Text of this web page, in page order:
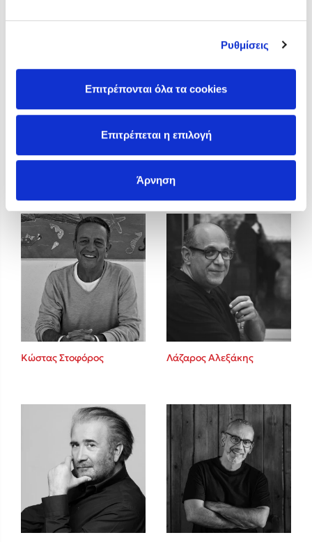
Ρυθμίσεις
Επιτρέπονται όλα τα cookies
Επιτρέπεται η επιλογή
Άρνηση
Ο Κώστας Κρομμύδας στο Παλαιοχώρι Καλαμπάκας
Ο Κώστας Κρομμύδας και η Μαρίνα Γιώτη στη Νικήτη
Ο Στέφανος Ξενάκης στη Χίο
Βιβλίου στο Πεδίον του Άρεως
Κώστας Στοφόρος Λάζαρος Αλεξάκης